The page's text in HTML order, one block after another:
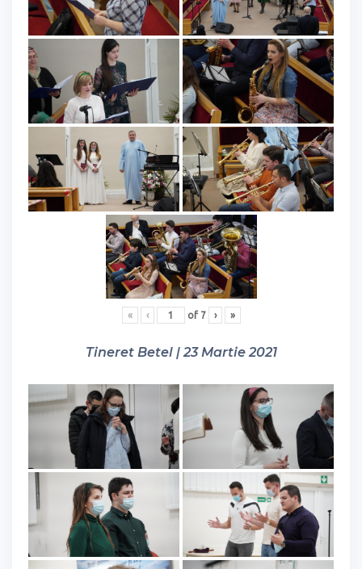
« ‹ of 7 › »
Tineret Betel | 23 Martie 2021